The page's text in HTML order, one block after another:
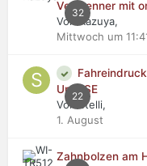
32
Verbrenner mit
Von Kazuya,
Mittwoch um
22
Urus SE
Von stelli,
1. August
Zahnbolzen am